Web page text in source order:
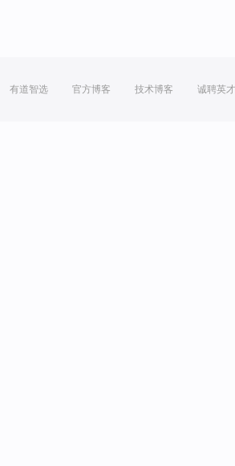
有道智选 官方博客 技术博客 诚聘英才